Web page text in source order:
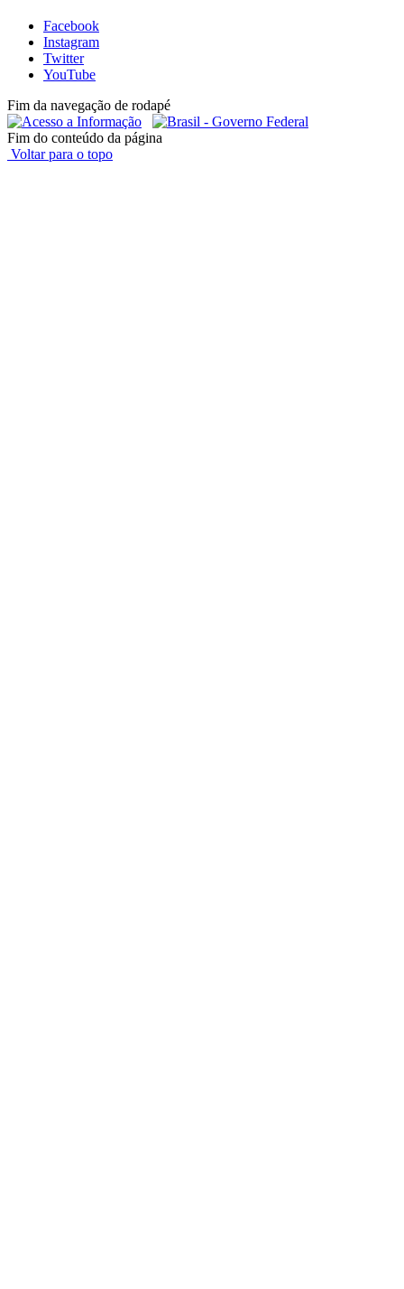
Facebook
Instagram
Twitter
YouTube
Fim da navegação de rodapé
Fim do conteúdo da página
Voltar para o topo